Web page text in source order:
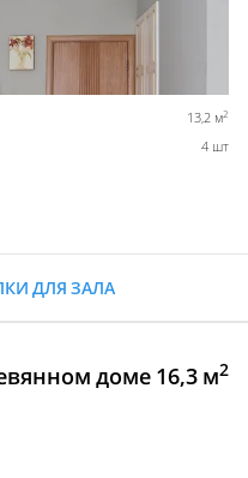
13,2 м2
4 шт
ДЛЯ ЗАЛА
доме 16,3 м2